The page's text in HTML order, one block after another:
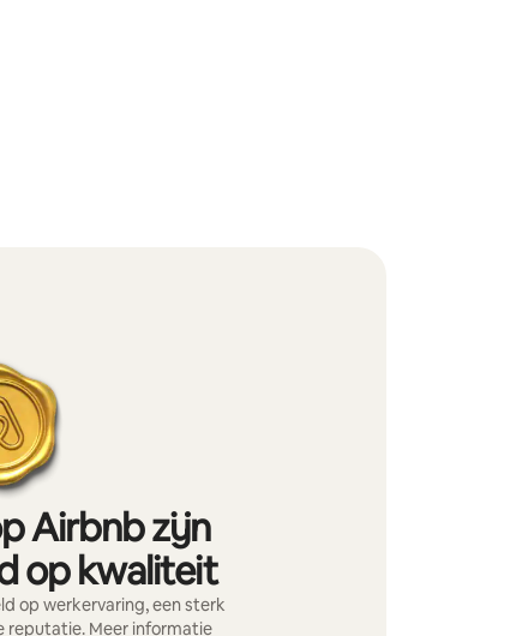
Airbnb zijn
op kwaliteit
op werkervaring, een sterk
reputatie. Meer informatie